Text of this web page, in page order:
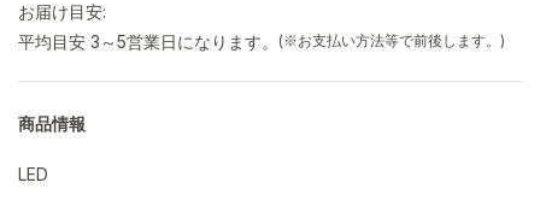
お届け目安:
平均目安 3～5営業日になります。
(※お支払い方法等で前後します。)
商品情報
LED